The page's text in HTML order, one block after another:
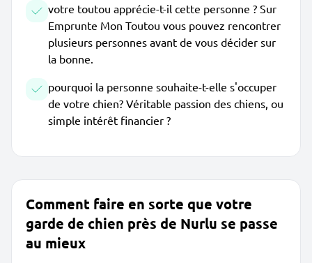
votre toutou apprécie-t-il cette personne ? Sur
Emprunte Mon Toutou vous pouvez rencontrer
plusieurs personnes avant de vous décider sur
la bonne.
pourquoi la personne souhaite-t-elle s'occuper
de votre chien? Véritable passion des chiens, ou
simple intérêt financier ?
Comment faire en sorte que votre
garde de chien près de Nurlu se passe
au mieux